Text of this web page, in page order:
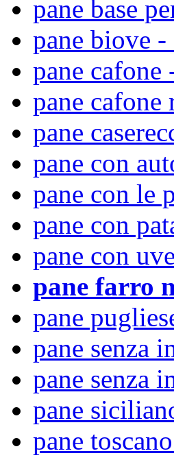
pane base
pane biove
pane
pane
pane
pane con
pane con le
pane con
pane con
pane farro
pane
pane senza
pane senza
pane
pane